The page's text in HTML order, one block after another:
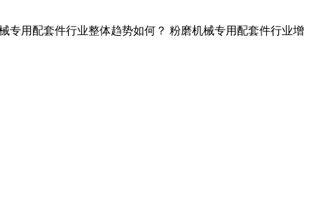
专用配套件行业整体趋势如何？ 粉磨机械专用配套件行业增